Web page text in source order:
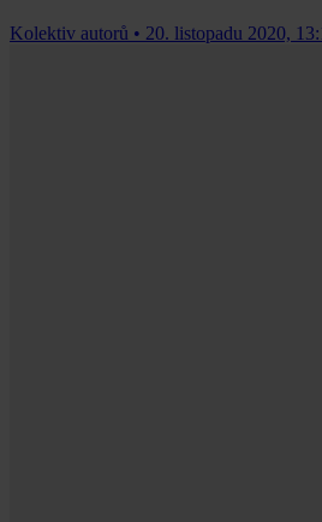
Kolektiv autorů • 20. listopadu 2020,